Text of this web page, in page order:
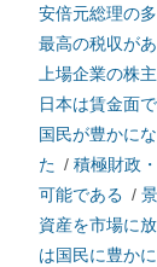
安倍元総理の
最高の税収が
上場企業の株
日本は賃金面
国民が豊かに
た / 積極財政
可能である /
資産を市場に
は国民に豊か